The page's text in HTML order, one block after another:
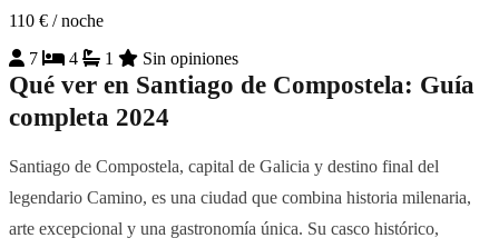
110 € / noche
7
4 1 Sin opiniones
Qué ver en Santiago de Compostela: Guía
completa 2024
Santiago de Compostela, capital de Galicia y destino final del
legendario Camino, es una ciudad que combina historia milenaria,
arte excepcional y una gastronomía única. Su casco histórico,